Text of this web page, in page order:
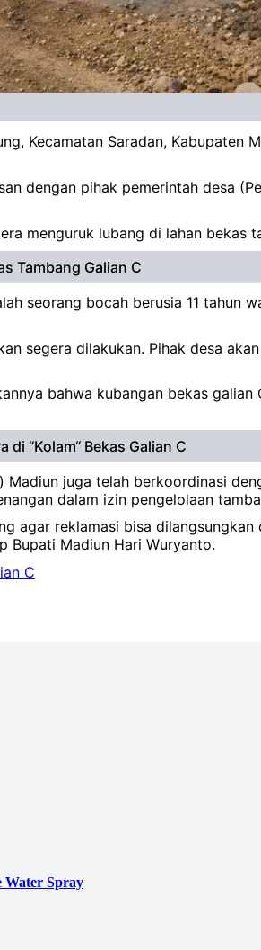
Kecamatan Saradan,
dengan pihak pemerintah desa
menguruk lubang di lahan
Tambang Galian C
seorang bocah berusia 11 tahun
segera dilakukan. Pihak desa
bahwa kubangan bekas
“Kolam“ Bekas Galian C
juga telah berkoordinasi
dalam izin pengelolaan
agar reklamasi bisa
Bupati Madiun Hari Wuryanto.
C
Water Spray